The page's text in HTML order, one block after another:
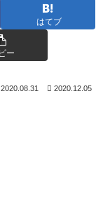
はてブ
ー
2020.08.31 2020.12.05